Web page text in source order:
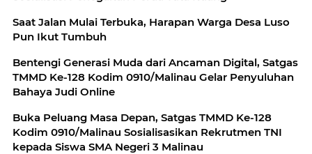
Saat Jalan Mulai Terbuka, Harapan Warga Desa Luso
Pun Ikut Tumbuh
Bentengi Generasi Muda dari Ancaman Digital, Satgas
TMMD Ke-128 Kodim 0910/Malinau Gelar Penyuluhan
Bahaya Judi Online
Buka Peluang Masa Depan, Satgas TMMD Ke-128
Kodim 0910/Malinau Sosialisasikan Rekrutmen TNI
kepada Siswa SMA Negeri 3 Malinau